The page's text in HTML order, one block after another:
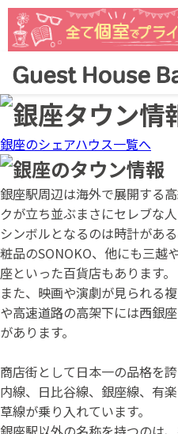
銀座のシェアハウス一覧へ
銀座駅周辺は海外で展開する
クが立ち並ぶまさにセレブな人
シンボルとなるのは時計があ
粧品のSONOKO、他にも三越
座といった百貨店もあります。
また、映画や演劇が見られる
や高速道路の高架下には西銀
があります。
商店街として日本一の品格を
内線、日比谷線、銀座線、有
草線が乗り入れています。